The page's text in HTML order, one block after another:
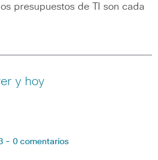
presupuestos de TI son cada
y hoy
- 0 comentarios